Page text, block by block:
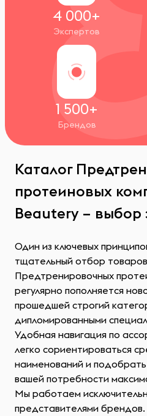
4 000+
Экспертов
1 500+
Брендов
Каталог
протеиновых
Beautery – выбор
Один из ключевых
тщательный отбор
Предтренировочных
регулярно пополняется
прошедшей строгий
дипломированными
Удобная навигация по
легко сориентироваться
наименований и
вашей потребности
Мы работаем
представителями брендов.